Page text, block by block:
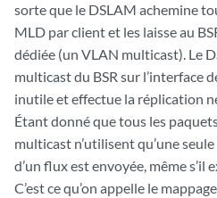
sorte que le DSLAM achemine
MLD par client et les laisse au
dédiée (un VLAN multicast). Le
multicast du BSR sur l’interface
inutile et effectue la réplication
Étant donné que tous les
multicast n’utilisent qu’une
d’un flux est envoyée, même s’il
C’est ce qu’on appelle le